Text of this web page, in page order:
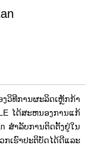
ວິທີການຜະລິດເຫຼັກກ້າ
ໄດ້ສະຫນອງການແກ້
ສໍາລັບການຕິດຕັ້ງຢູ່ໃນ
ເຮົາປະຕິບັດໄດ້ດີແລະ